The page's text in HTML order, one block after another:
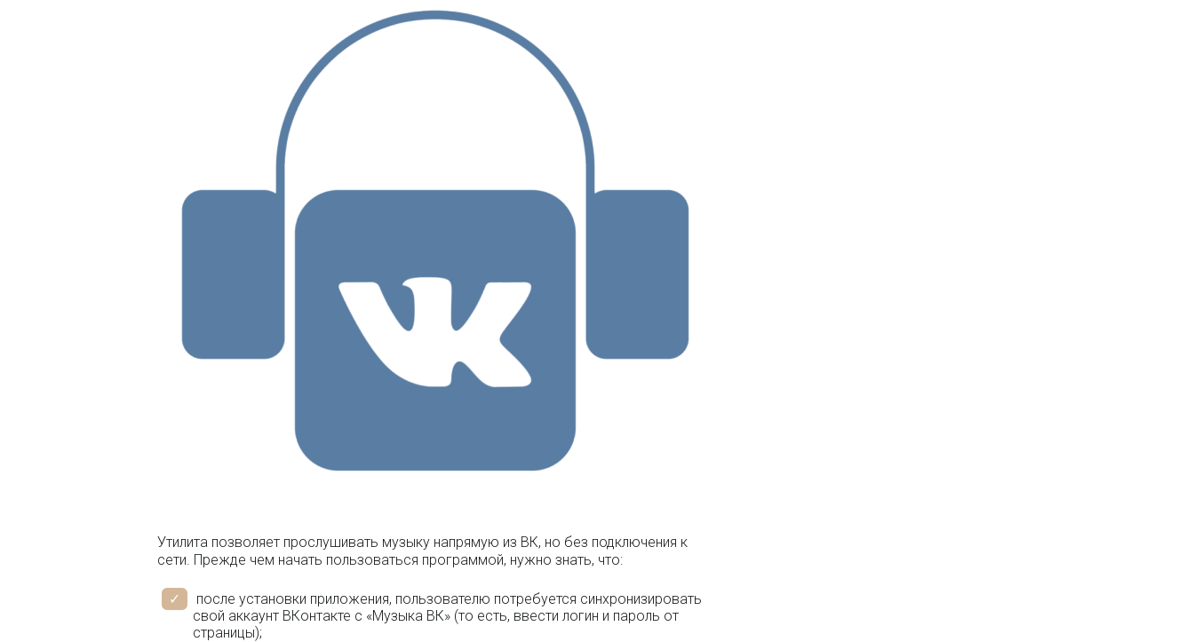
Утилита позволяет прослушивать музыку напрямую из ВК, но без подключения к
сети. Прежде чем начать пользоваться программой, нужно знать, что:
после установки приложения, пользователю потребуется синхронизировать
свой аккаунт ВКонтакте с «Музыка ВК» (то есть, ввести логин и пароль от
страницы);